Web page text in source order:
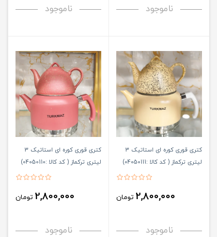
ناموجود ناموجود
کتری قوری کوره ای استاتیک 3
لیتری ترکماز ( کد کالا :04050111)
2,800,000 تومان
ناموجود
کتری قوری کوره ای استاتیک 3
لیتری ترکماز ( کد کالا :04050110)
2,800,000 تومان
ناموجود